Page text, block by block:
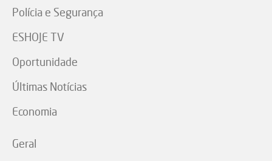
Polícia e Segurança
ESHOJE TV
Oportunidade
Últimas Notícias
Economia
Geral